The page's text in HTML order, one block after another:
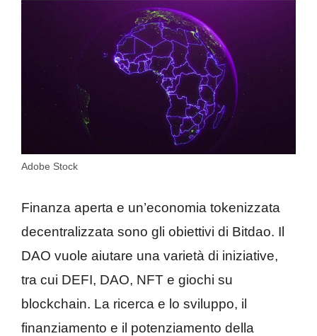
Adobe Stock
Finanza aperta e un’economia tokenizzata
decentralizzata sono gli obiettivi di Bitdao. Il
DAO vuole aiutare una varietà di iniziative,
tra cui DEFI, DAO, NFT e giochi su
blockchain. La ricerca e lo sviluppo, il
finanziamento e il potenziamento della